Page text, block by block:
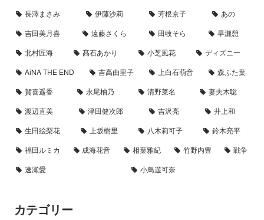
長澤まさみ
伊藤沙莉 芳根京子
あの
吉田美月喜
遠藤さくら 田牧そら
早瀬憩
北村匠海
髙石あかり 小芝風花
ディズニー
AiNA THE END
吉高由里子 上白石萌音
森ふた葉
賀喜遥香
永尾柚乃 清野菜名
妻夫木聡
渡辺直美
津田健次郎 吉沢亮
井上和
生田絵梨花
上坂樹里 八木莉可子
鈴木亮平
福田ルミカ
成海花音 相葉雅紀 竹野内豊
戦争
速瀬愛
小鳥遊可奈
カテゴリー